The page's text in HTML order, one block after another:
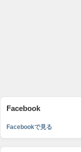
Facebook
Facebookで見る